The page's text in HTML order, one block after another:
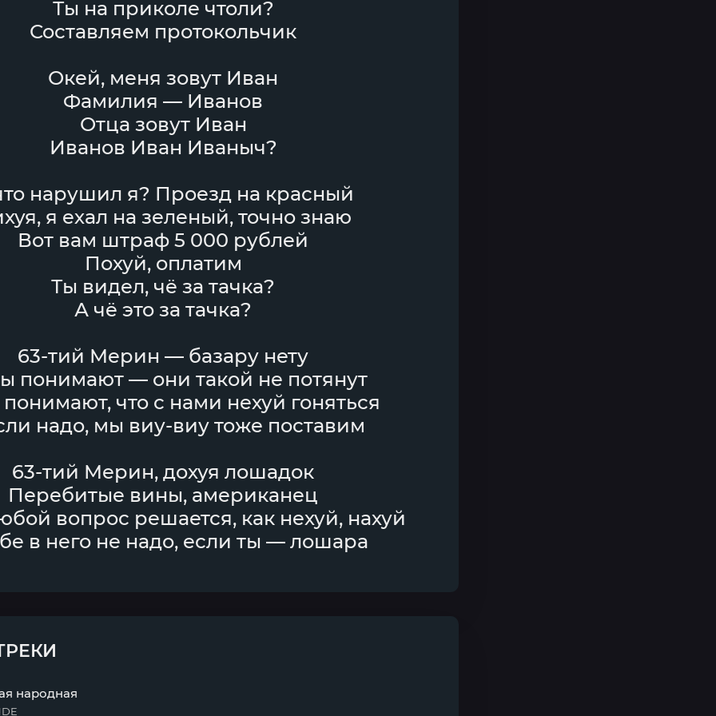
Ты на приколе чтоли?
Составляем протокольчик
Окей, меня зовут Иван
Фамилия — Иванов
Отца зовут Иван
Иванов Иван Иваныч?
нарушил я? Проезд на красный
я ехал на зеленый, точно знаю
Вот вам штраф 5 000 рублей
Похуй, оплатим
Ты видел, чё за тачка?
А чё это за тачка?
63-тий Мерин — базару нету
понимают — они такой не потянут
что с нами нехуй гоняться
надо, мы виу-виу тоже поставим
63-тий Мерин, дохуя лошадок
Перебитые вины, американец
вопрос решается, как нехуй, нахуй
в него не надо, если ты — лошара
народная